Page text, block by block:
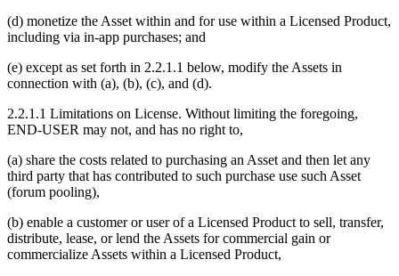
(d) monetize the Asset within and for use within a Licensed Product,
including via in-app purchases; and
(e) except as set forth in 2.2.1.1 below, modify the Assets in
connection with (a), (b), (c), and (d).
2.2.1.1 Limitations on License. Without limiting the foregoing,
END-USER may not, and has no right to,
(a) share the costs related to purchasing an Asset and then let any
third party that has contributed to such purchase use such Asset
(forum pooling),
(b) enable a customer or user of a Licensed Product to sell, transfer,
distribute, lease, or lend the Assets for commercial gain or
commercialize Assets within a Licensed Product,